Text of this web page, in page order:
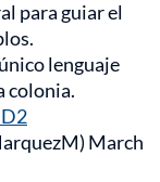
para guiar el
lenguaje
colonia.
March